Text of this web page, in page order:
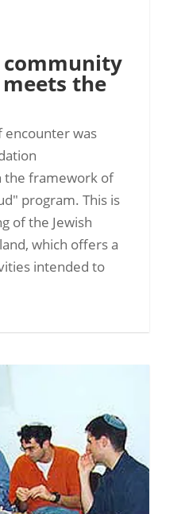
community
the
was
the framework of
program. This is
of the Jewish
which offers a
intended to